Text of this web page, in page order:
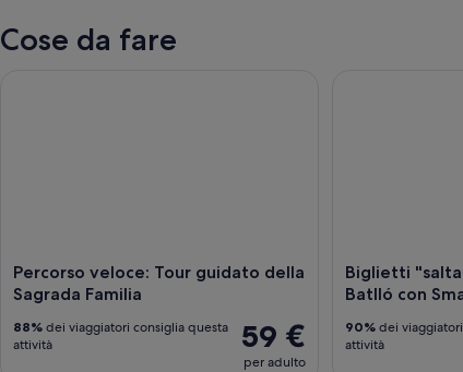
Cose da fare
Percorso veloce: Tour guidato della
Sagrada Familia
59 €
per adulto
88% dei viaggiatori consiglia questa
attività
Biglietti
Batlló con
90% dei
attività